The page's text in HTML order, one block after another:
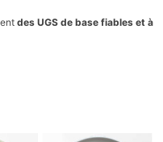
des UGS de base fiables et à